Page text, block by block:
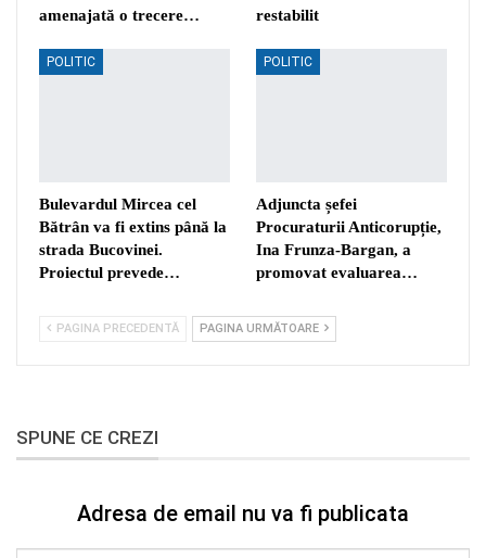
amenajată o trecere…
restabilit
POLITIC
Bulevardul Mircea cel
Bătrân va fi extins până la
strada Bucovinei.
Proiectul prevede…
POLITIC
Adjuncta șefei
Procuraturii Anticorupție,
Ina Frunza-Bargan, a
promovat evaluarea…
PAGINA PRECEDENTĂ PAGINA URMĂTOARE
SPUNE CE CREZI
Adresa de email nu va fi publicata